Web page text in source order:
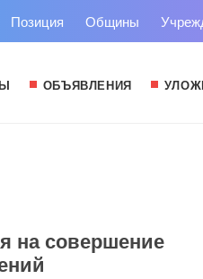
Позиция Общины
ОБЪЯВЛЕНИЯ
на совершение